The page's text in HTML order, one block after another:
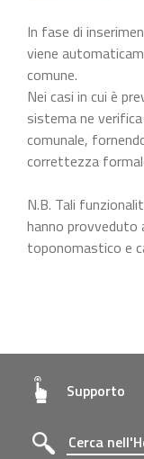
In fase di
viene
comune.
Nei casi in cui è
sistema ne
comunale,
correttezza
N.B. Tali
hanno provveduto
toponomastico e
Supporto